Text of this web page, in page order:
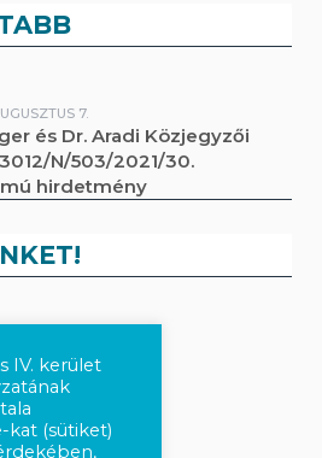
7.
és Dr. Aradi Közjegyzői
N/503/2021/30.
hirdetmény
on
IV. kerület
kat (sütiket)